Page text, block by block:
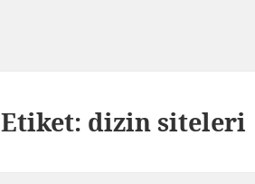
Etiket: dizin siteleri